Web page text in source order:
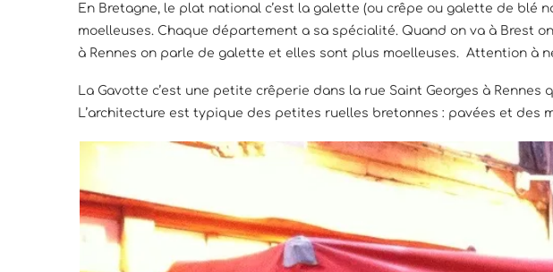
En Bretagne, le plat national c’est la galette (ou crêpe ou galette de blé
moelleuses. Chaque département a sa spécialité. Quand on va à Brest
à Rennes on parle de galette et elles sont plus moelleuses. Attention à
La Gavotte c’est une petite crêperie dans la rue Saint Georges à
L’architecture est typique des petites ruelles bretonnes : pavées et des